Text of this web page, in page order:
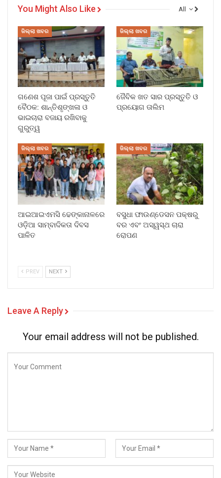
All
You Might Also Like
ଜିଲ୍ଲା ଖବର
ଗଣେଶ ପୂଜା ପାଇଁ ପ୍ରସ୍ତୁତି
ବୈଠକ: ଶାନ୍ତିଶୃଙ୍ଖଳା ଓ
ଭାଇଚାରା ବଜାୟ ରଖିବାକୁ
ଗୁରୁତ୍ୱ
ଜିଲ୍ଲା ଖବର
ଜୈବିକ ଖତ ସାର ପ୍ରସ୍ତୁତି ଓ
ପ୍ରୟୋଗ ତାଲିମ
ଜିଲ୍ଲା ଖବର
ଆଇଆଇଏମସି ଢେଙ୍କାନାଳରେ
ଓଡ଼ିଆ ସାମ୍ବାଦିକତା ଦିବସ
ପାଳିତ
ଜିଲ୍ଲା ଖବର
ବସୁଧା ଫାଉଣ୍ଡେସନ ପକ୍ଷରୁ
ବର ଏବଂ ଅସ୍ୱସ୍ଥ ଚାରା
ରୋପଣ
PREV NEXT
Leave A Reply
Your email address will not be published.